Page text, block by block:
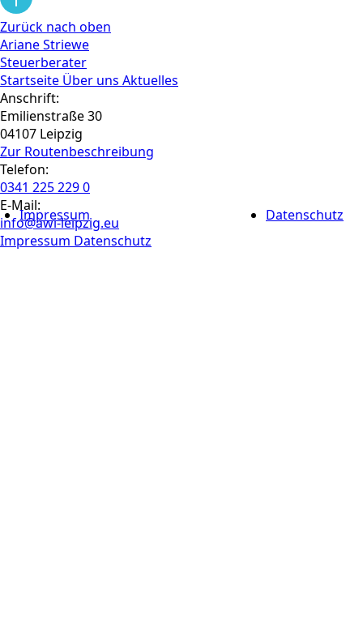
Impressum Datenschutz
Zurück nach oben
Ariane Striewe
Steuerberater
Startseite Über uns Aktuelles
Anschrift:
Emilienstraße 30
04107 Leipzig
Zur Routen­beschreibung
Telefon:
0341 225 229 0
E-Mail:
info@awi-leipzig.eu
Impressum Datenschutz